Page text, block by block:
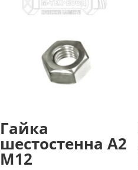
Гайка
шестостенна А2
М12